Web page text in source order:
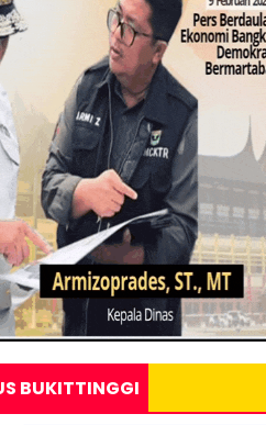
BUKITTINGGI